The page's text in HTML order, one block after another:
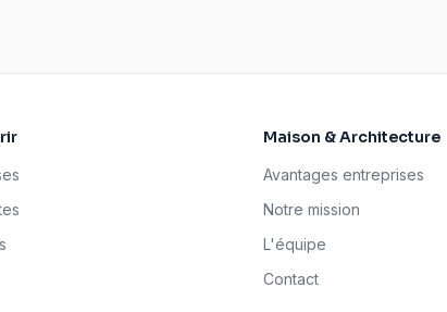
Maison & Architecture
Avantages entreprises
Notre mission
L'équipe
Contact